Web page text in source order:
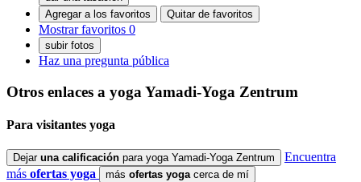
Agregar a los favoritos
Quitar de favoritos
Mostrar favoritos 0
subir fotos
Haz una pregunta pública
Otros enlaces a yoga Yamadi-Yoga Zentrum
Para visitantes yoga
Dejar una calificación para yoga Yamadi-Yoga Zentrum
Encuentra
más ofertas yoga más ofertas yogacerca de mí